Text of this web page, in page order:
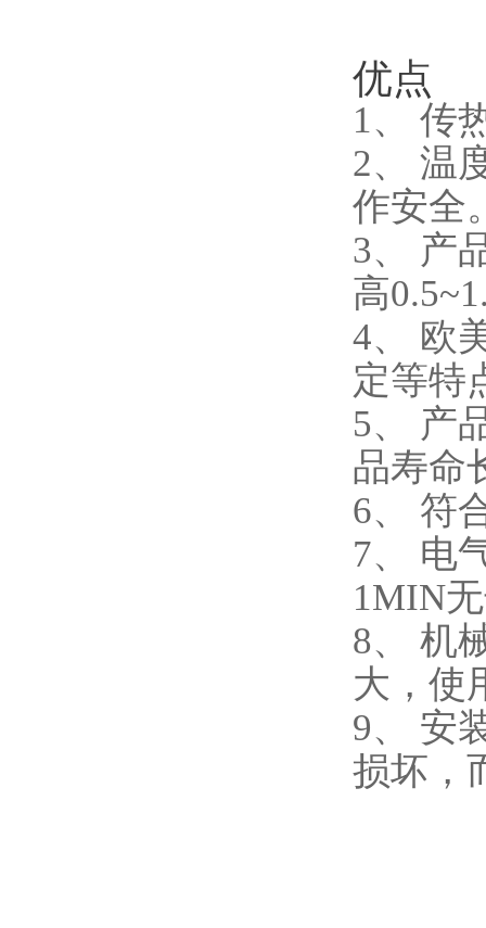
优点
1、 传
2、 温
作安全
3、 产
高
4、 欧
定等特
5、 产
品寿命
6、 符
7、 电
1MIN
8、 机
大，
9、 安
损坏，